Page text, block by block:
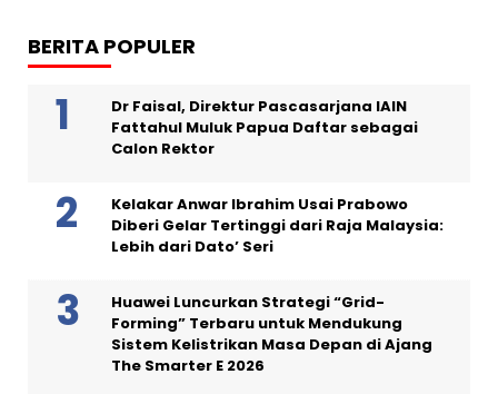
BERITA POPULER
Dr Faisal, Direktur Pascasarjana IAIN
Fattahul Muluk Papua Daftar sebagai
Calon Rektor
Kelakar Anwar Ibrahim Usai Prabowo
Diberi Gelar Tertinggi dari Raja Malaysia:
Lebih dari Dato’ Seri
Huawei Luncurkan Strategi “Grid-
Forming” Terbaru untuk Mendukung
Sistem Kelistrikan Masa Depan di Ajang
The Smarter E 2026